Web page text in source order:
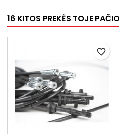
16 KITOS PREKĖS TOJE
favorite_border